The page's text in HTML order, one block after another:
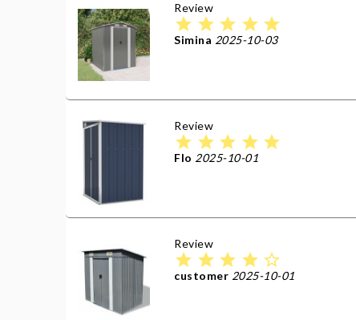
Review
star star star star star
Simina 2025-10-03
Review
star star star star star
Flo 2025-10-01
Review
star star star star star_border
customer 2025-10-01